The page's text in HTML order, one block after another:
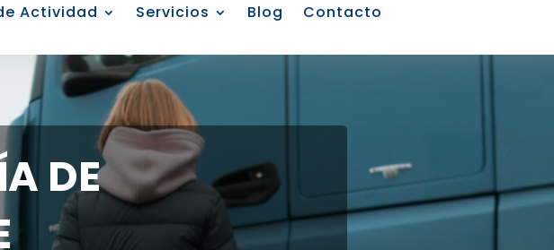
Actividad Servicios Blog Contacto
DE